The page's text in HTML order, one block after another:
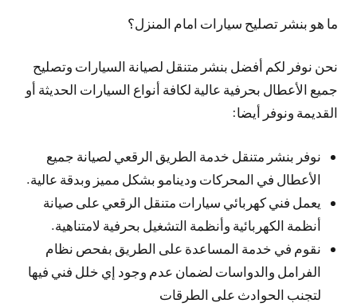
ما هو بنشر تصليح سيارات امام المنزل؟
نحن نوفر لكم أفضل بنشر متنقل لصيانة السيارات وتصليح
جميع الأعطال بحرفية عالية لكافة أنواع السيارات الحديثة أو
القديمة ونوفر أيضا:
نوفر بنشر متنقل خدمة الطريق الرقعي لصيانة جميع
الأعطال في المحركات ودينامو بشكل مميز وبدقة عالية.
يعمل فني كهربائي سيارات متنقل الرقعي على صيانة
أنظمة الكهربائية وأنظمة التشغيل بحرفية لامتناهية.
نقوم في خدمة المساعدة على الطريق بفحص نظام
الفرامل والدواسات لضمان عدم وجود إي خلل فني فيها
لتجنب الحوادث على الطرقات